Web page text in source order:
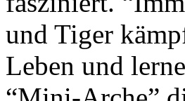
und Tiger
Leben und